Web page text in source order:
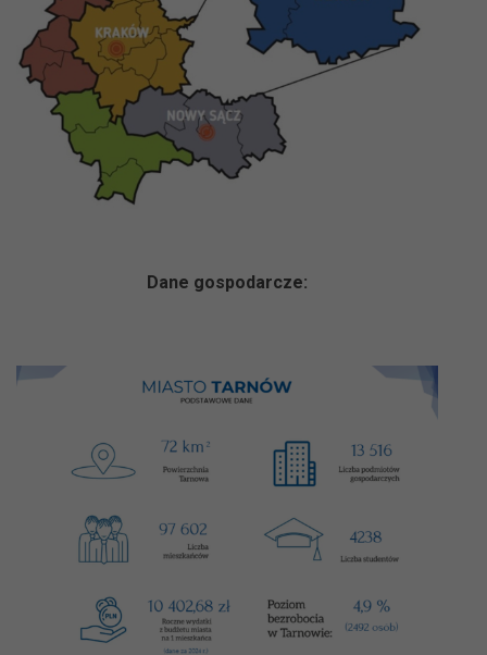
Dane gospodarcze: